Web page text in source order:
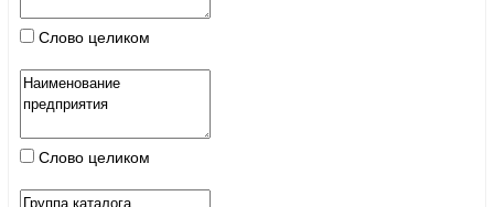
Слово целиком
Слово целиком